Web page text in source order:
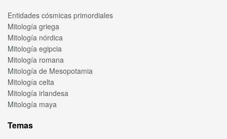
Entidades cósmicas primordiales
Mitología griega
Mitología nórdica
Mitología egipcia
Mitología romana
Mitología de Mesopotamia
Mitología celta
Mitología irlandesa
Mitología maya
Temas